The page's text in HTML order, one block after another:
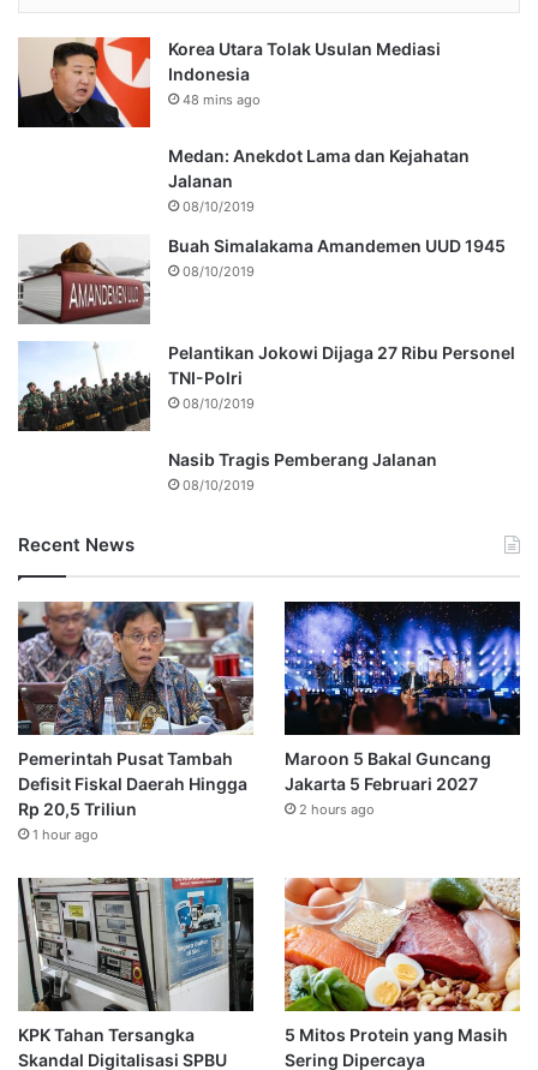
Korea Utara Tolak Usulan Mediasi
Indonesia
48 mins ago
Medan: Anekdot Lama dan Kejahatan
Jalanan
08/10/2019
Buah Simalakama Amandemen UUD 1945
08/10/2019
Pelantikan Jokowi Dijaga 27 Ribu Personel
TNI-Polri
08/10/2019
Nasib Tragis Pemberang Jalanan
08/10/2019
Recent News
Pemerintah Pusat Tambah
Defisit Fiskal Daerah Hingga
Rp 20,5 Triliun
1 hour ago
Maroon 5 Bakal Guncang
Jakarta 5 Februari 2027
2 hours ago
KPK Tahan Tersangka
Skandal Digitalisasi SPBU
5 Mitos Protein yang Masih
Sering Dipercaya